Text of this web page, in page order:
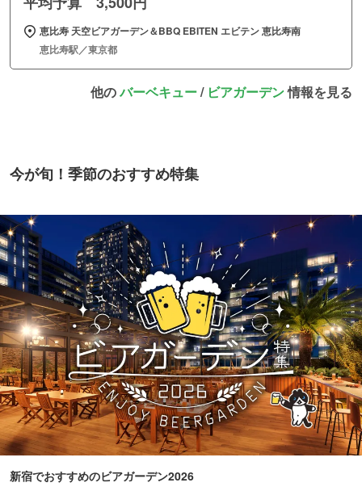
恵比寿 天空ビアガーデン＆BBQ EBITEN エビテン 恵比寿南
恵比寿駅／東京都
他のバーベキュー/ ビアガーデン情報を見る
今が旬！季節のおすすめ特集
新宿でおすすめのビアガーデン2026